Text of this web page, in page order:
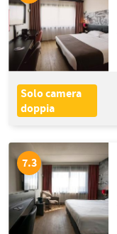
7.3
Solo camera
doppia